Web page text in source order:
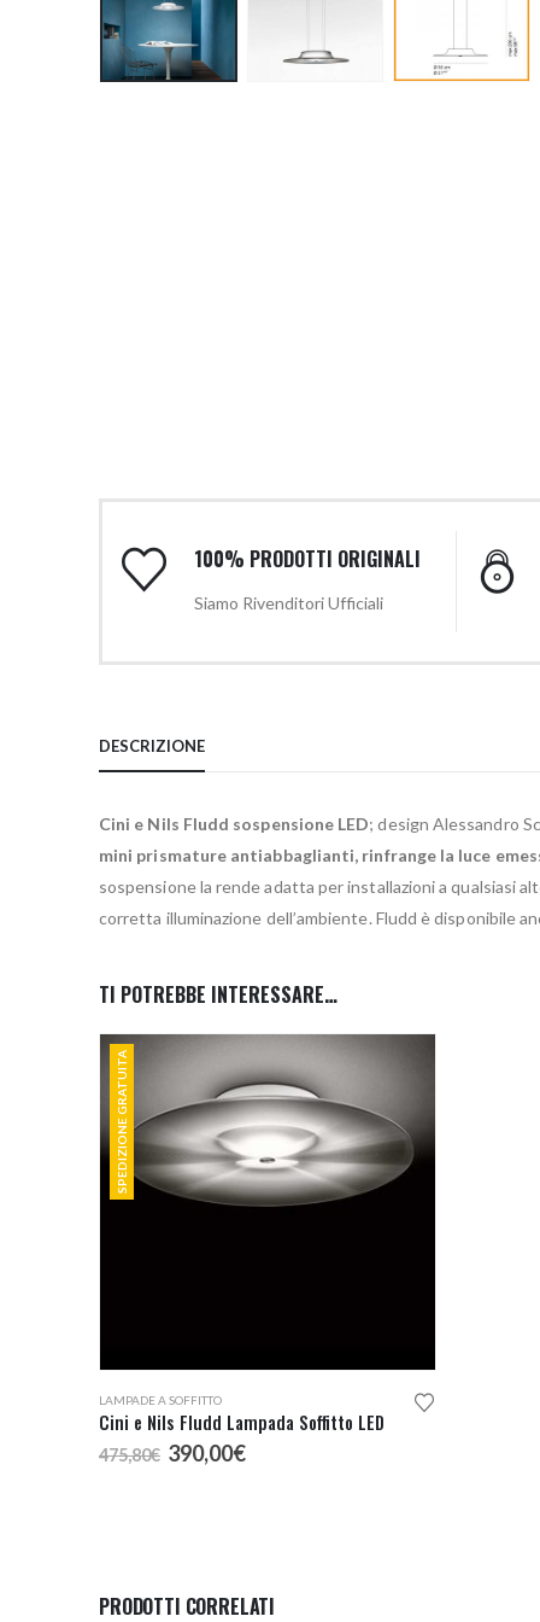
100% PRODOTTI ORIGINALI
Siamo Rivenditori Ufficiali
DESCRIZIONE
Cini e Nils Fludd sospensione LED; design Alessandro
mini prismature antiabbaglianti, rinfrange la luce
sospensione la rende adatta per installazioni a qualsiasi
corretta illuminazione dell’ambiente. Fludd è disponibile
TI POTREBBE INTERESSARE…
SPEDIZIONE GRATUITA
LAMPADE A SOFFITTO
Cini e Nils Fludd Lampada Soffitto LED
475,80€ Il
prezzo
390,00€Il
PRODOTTI CORRELATI